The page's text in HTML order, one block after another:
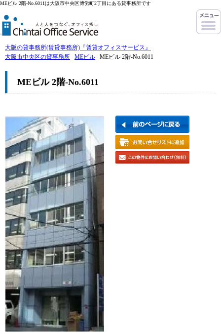
MEビル 2階-No.6011は大阪市中央区博労町2丁目にある貸事務所です
大阪の貸事務所(賃貸事務所)『賃貸オフィスサービス』
大阪市中央区の貸事務所
MEビル MEビル 2階-No.6011
MEビル 2階-No.6011